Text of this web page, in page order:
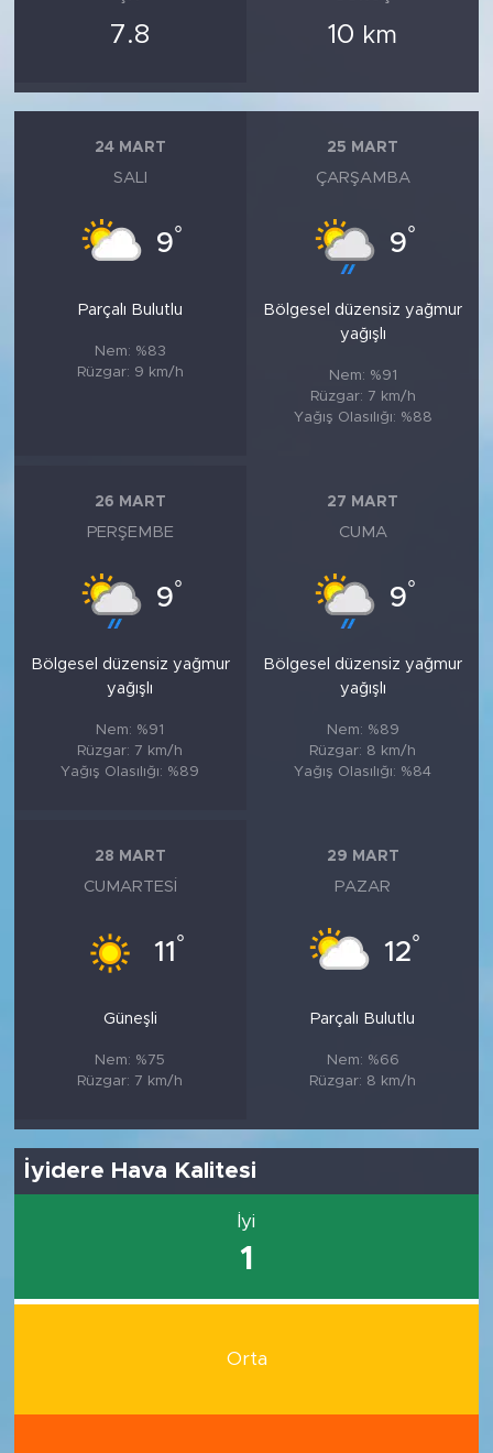
7.8 10 km
24 MART
SALI
9°
Parçalı Bulutlu
Nem: %83
Rüzgar: 9 km/h
25 MART
ÇARŞAMBA
9°
Bölgesel düzensiz yağmur
yağışlı
Nem: %91
Rüzgar: 7 km/h
Yağış Olasılığı: %88
26 MART
PERŞEMBE
9°
Bölgesel düzensiz yağmur
yağışlı
Nem: %91
Rüzgar: 7 km/h
Yağış Olasılığı: %89
27 MART
CUMA
9°
Bölgesel düzensiz yağmur
yağışlı
Nem: %89
Rüzgar: 8 km/h
Yağış Olasılığı: %84
28 MART
CUMARTESI
11 °
Güneşli
Nem: %75
Rüzgar: 7 km/h
29 MART
PAZAR
12°
Parçalı Bulutlu
Nem: %66
Rüzgar: 8 km/h
İyidere Hava Kalitesi
İyi
1
Orta